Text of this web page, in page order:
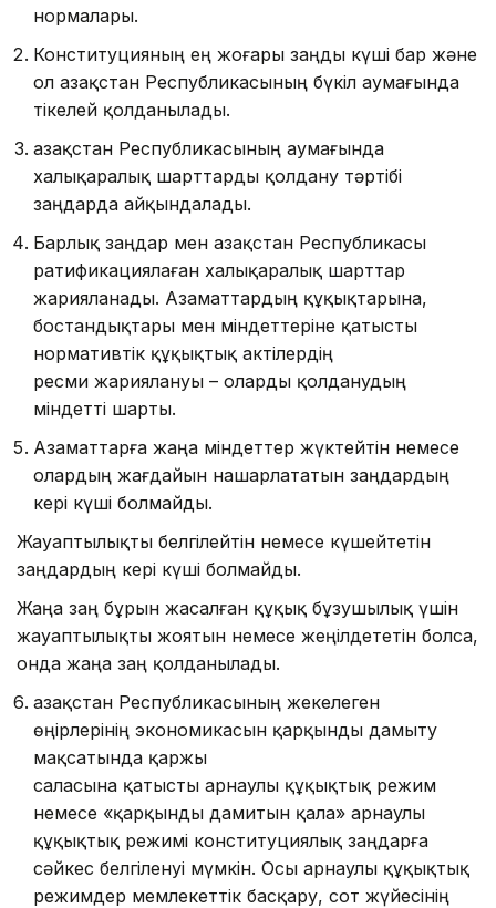
нормалары.
Конституцияның ең жоғары заңды күші бар және
ол Қазақстан Республикасының бүкіл аумағында
тікелей қолданылады.
Қазақстан Республикасының аумағында
халықаралық шарттарды қолдану тәртібі
заңдарда айқындалады.
Барлық заңдар мен Қазақстан Республикасы
рати­фи­кациялаған халықаралық шарттар
жарияланады. Азамат­тардың құқықтарына,
бостандықтары мен міндеттеріне қатыс­ты
нормативтік құқықтық актілердің
ресми жариялануы – оларды қолданудың
міндетті шарты.
Азаматтарға жаңа міндеттер жүктейтін немесе
олардың жағдайын нашарлататын заңдардың
кері күші болмайды.
Жауаптылықты белгілейтін немесе күшейтетін
заңдардың кері күші болмайды.
Жаңа заң бұрын жасалған құқық бұзушылық үшін
жауаптылықты жоятын немесе жеңілдететін болса,
онда жаңа заң қолданылады.
Қазақстан Республикасының жекелеген
өңірлерінің экономикасын қарқынды дамыту
мақсатында қаржы
сала­сына қатысты арнаулы құқықтық режим
немесе «қар­қынды дамитын қала» арнаулы
құқықтық режимі консти­туциялық заңдарға
сәйкес белгіленуі мүмкін. Осы арнаулы құқықтық
режимдер мемлекеттік басқару, сот жүйесінің